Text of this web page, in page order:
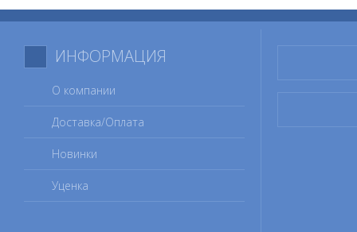
ИНФОРМАЦИЯ
О компании
Доставка/Оплата
Новинки
Уценка